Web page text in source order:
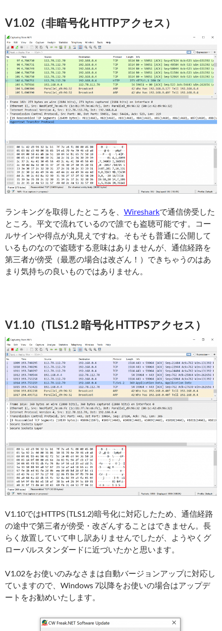
V1.02（非暗号化 HTTPアクセス）
ランキングを取得したところを、 Wiresharkで通信傍受した
ところ。平文で流れているので誰でも盗聴可能です。コー
ルサインや得点が丸見えですね。そもそも普通に公開して
いるものなので盗聴する意味はありませんが、通信経路を
第三者が傍受（最悪の場合は改ざん！）できちゃうのはあ
まり気持ちの良いものではありません。
V1.10（TLS1.2 暗号化 HTTPSアクセス）
V1.10ではHTTPS (TLS1.2)暗号化に対応したため、通信経路
の途中で第三者が傍受・改ざんすることはできません。長
らく放置していて申し訳ありませんでしたが、ようやくグ
ローバルスタンダードに近づいたかと思います。
V1.02をお使いのみなさまは自動バージョンアップに対応し
ていますので、Windows 7以降をお使いの場合はアップデ
ートをお勧めいたします。